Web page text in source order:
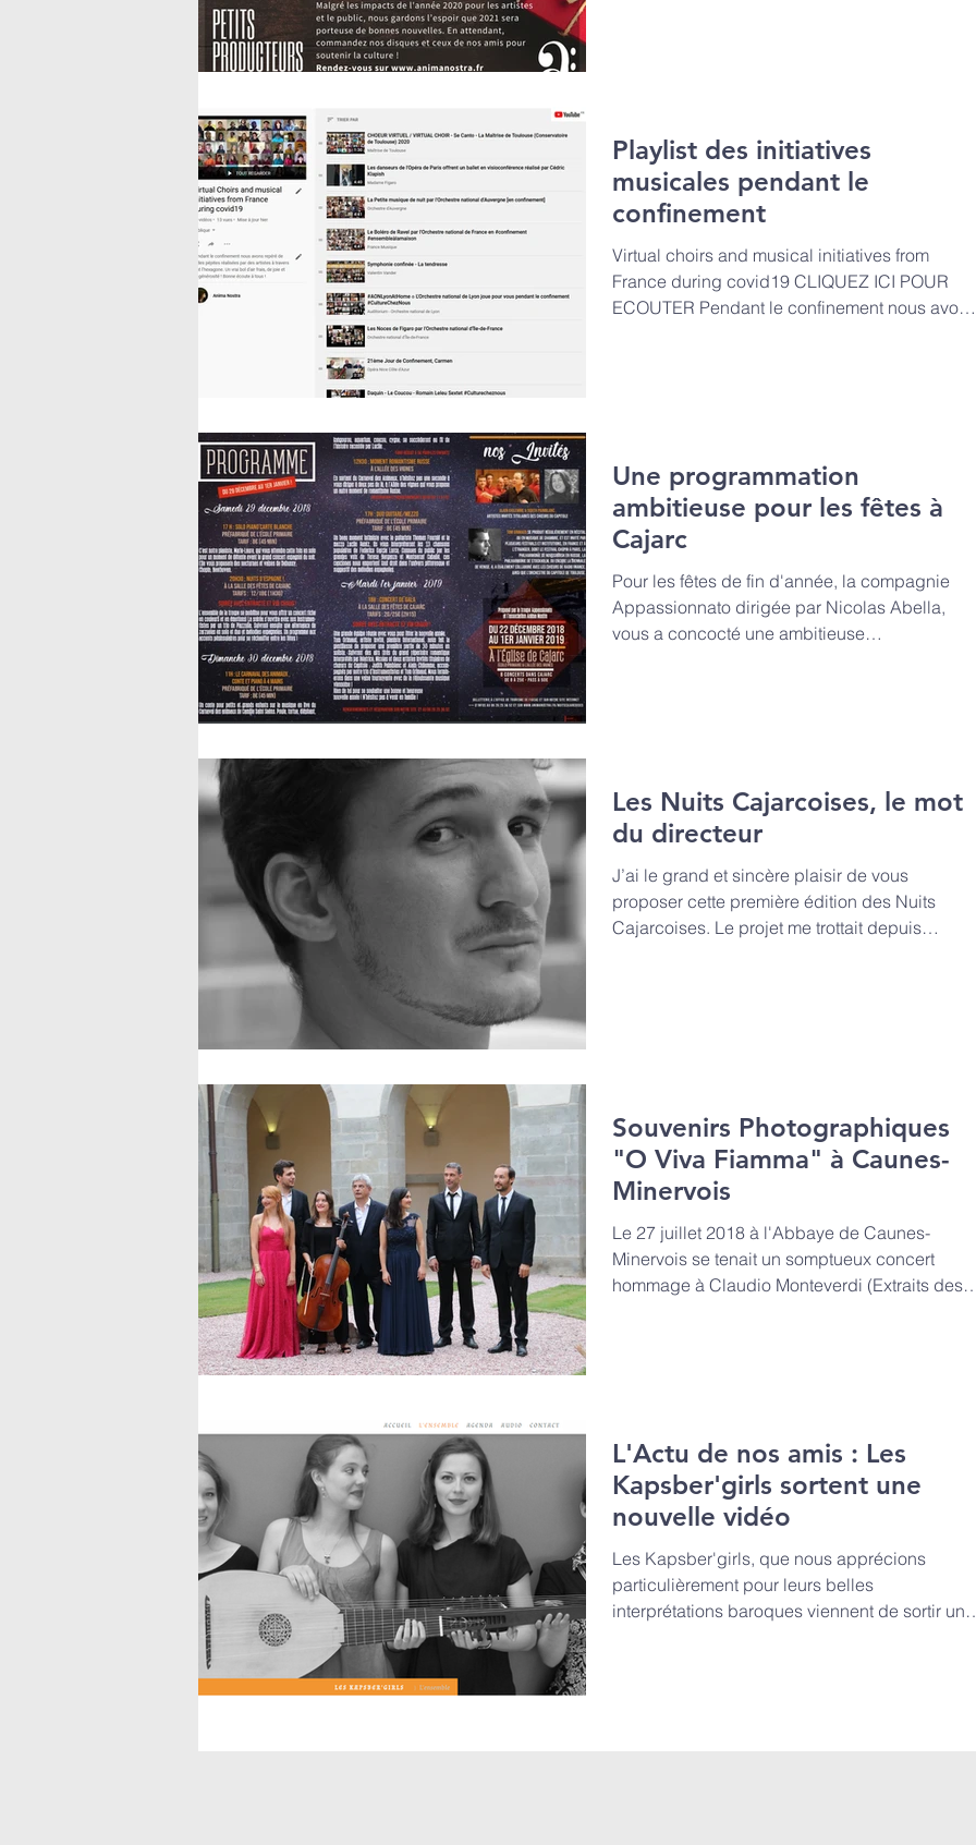
Playlist des initiatives
musicales pendant le
confinement
Virtual choirs and musical initiatives from
France during covid19 CLIQUEZ ICI POUR
ECOUTER Pendant le confinement nous avons
Une programmation
ambitieuse pour les fêtes à
Cajarc
Pour les fêtes de fin d'année, la compagnie
Appassionnato dirigée par Nicolas Abella,
vous a concocté une ambitieuse
Les Nuits Cajarcoises, le mot
du directeur
J’ai le grand et sincère plaisir de vous
proposer cette première édition des Nuits
Cajarcoises. Le projet me trottait depuis
Souvenirs Photographiques
"O Viva Fiamma" à Caunes-
Minervois
Le 27 juillet 2018 à l'Abbaye de Caunes-
Minervois se tenait un somptueux concert
hommage à Claudio Monteverdi (Extraits des
L'Actu de nos amis : Les
Kapsber'girls sortent une
nouvelle vidéo
Les Kapsber'girls, que nous apprécions
particulièrement pour leurs belles
interprétations baroques viennent de sortir une